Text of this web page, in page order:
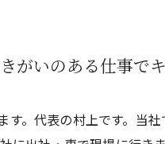
がいのある仕事で
。代表の村上です。当